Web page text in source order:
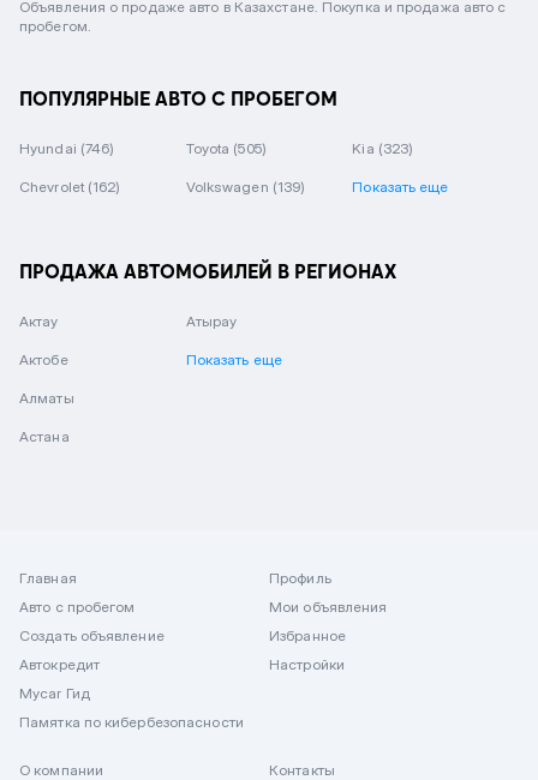
Объявления о продаже авто в Казахстане. Покупка и продажа авто с
пробегом.
ПОПУЛЯРНЫЕ АВТО С ПРОБЕГОМ
Hyundai (746) Toyota (505) Kia (323)
Chevrolet (162) Volkswagen (139) Показать еще
ПРОДАЖА АВТОМОБИЛЕЙ В РЕГИОНАХ
Актау
Актобе
Алматы
Астана
Атырау
Показать еще
Главная
Авто с пробегом
Создать объявление
Автокредит
Mycar Гид
Памятка по кибербезопасности
Профиль
Мои объявления
Избранное
Настройки
О компании
Контакты